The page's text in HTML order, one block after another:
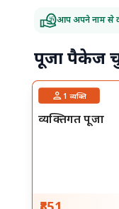
आप अपने नाम से
पूजा पैकेज
1 व्यक्ति
व्यक्तिगत पूजा